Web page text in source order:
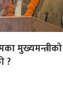
मुख्यमन्त्रीको
?